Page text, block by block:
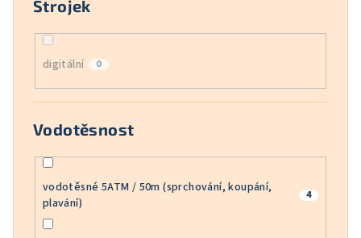
Strojek
digitální 0
Vodotěsnost
vodotěsné 5ATM / 50m (sprchování, koupání,
plavání)
4